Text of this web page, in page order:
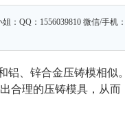
QQ：1556039810 微信/手机：
、锌合金压铸模相似。
合理的压铸模具，从而